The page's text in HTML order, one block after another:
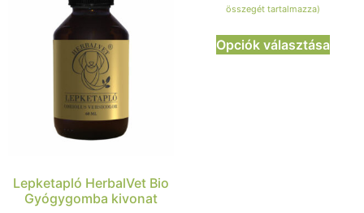
Lepketapló HerbalVet Bio
Gyógygomba kivonat
összegét tartalmazza)
Opciók választása